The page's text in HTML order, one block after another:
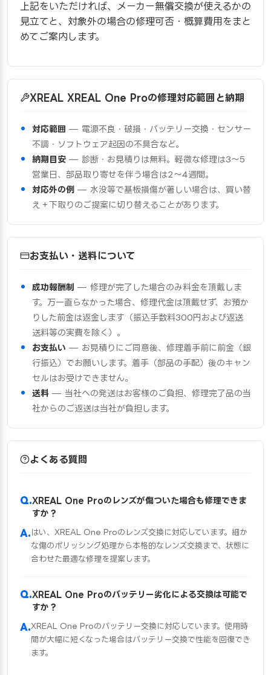
上記をいただければ、メーカー無償交換が使えるかの
見立てと、対象外の場合の修理可否・概算費用をまと
めてご案内します。
XREAL XREAL One Proの修理対応範囲と納期
対応範囲 — 電源不良・破損・バッテリー交換・センサー
不調・ソフトウェア起因の不具合など。
納期目安 — 診断・お見積りは無料。軽微な修理は3〜5
営業日、部品取り寄せを伴う場合は2〜4週間。
対応外の例 — 水没等で基板損傷が著しい場合は、買い替
え＋下取りのご提案に切り替えることがあります。
お支払い・送料について
成功報酬制 — 修理が完了した場合のみ料金を頂戴しま
す。万一直らなかった場合、修理代金は頂戴せず、お預か
りした前金は返金します（振込手数料300円および返送
送料等の実費を除く）。
お支払い — お見積りにご同意後、修理着手前に前金（銀
行振込）でお願いします。着手（部品の手配）後のキャン
セルはお受けできません。
送料 — 当社への発送はお客様のご負担、修理完了品の当
社からのご返送は当社が負担します。
よくある質問
XREAL One Proのレンズが傷ついた場合も修理できま
すか？
はい、XREAL One Proのレンズ交換に対応しています。細か
な傷のポリッシング処理から本格的なレンズ交換まで、状態に
合わせた最適な修理を提案します。
XREAL One Proのバッテリー劣化による交換は可能で
すか？
XREAL One Proのバッテリー交換に対応しています。使用時
間が大幅に短くなった場合はバッテリー交換で性能を回復でき
ます。